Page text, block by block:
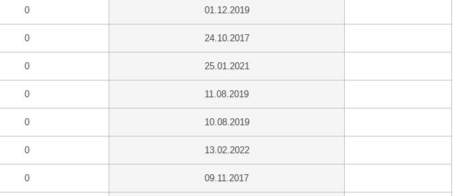
0 01.12.2019
0 24.10.2017
0 25.01.2021
0 11.08.2019
0 10.08.2019
0 13.02.2022
0 09.11.2017